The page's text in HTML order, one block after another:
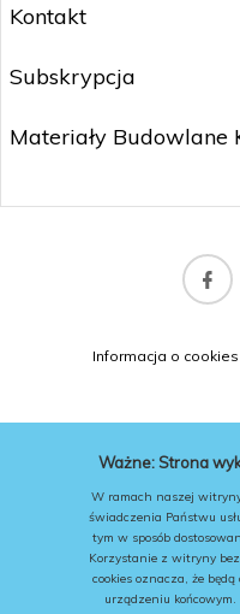
Kontakt
Subskrypcja
Materiały Budowlane
matbud@matbud.pl
Informacja o cookies
Ważne: Strona
W ramach naszej
świadczenia Państwu
tym w sposób
Korzystanie z witryny
cookies oznacza, że
urządzeniu końcowym.